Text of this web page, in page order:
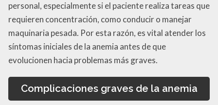
personal, especialmente si el paciente realiza tareas que
requieren concentración, como conducir o manejar
maquinaria pesada. Por esta razón, es vital atender los
síntomas iniciales de la anemia antes de que
evolucionen hacia problemas más graves.
Complicaciones graves de la anemia